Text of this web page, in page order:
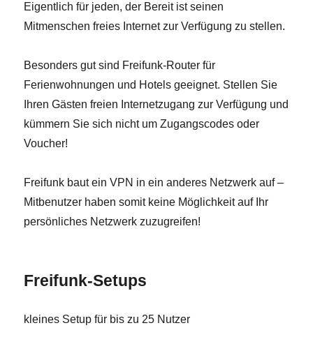
Eigentlich für jeden, der Bereit ist seinen
Mitmenschen freies Internet zur Verfügung zu stellen.
Besonders gut sind Freifunk-Router für
Ferienwohnungen und Hotels geeignet. Stellen Sie
Ihren Gästen freien Internetzugang zur Verfügung und
kümmern Sie sich nicht um Zugangscodes oder
Voucher!
Freifunk baut ein VPN in ein anderes Netzwerk auf –
Mitbenutzer haben somit keine Möglichkeit auf Ihr
persönliches Netzwerk zuzugreifen!
Freifunk-Setups
kleines Setup für bis zu 25 Nutzer